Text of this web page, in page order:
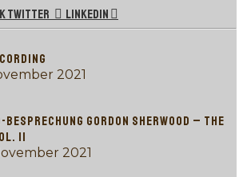
Twitter LinkedIn
2021
GORDON SHERWOOD – THE
II
2021